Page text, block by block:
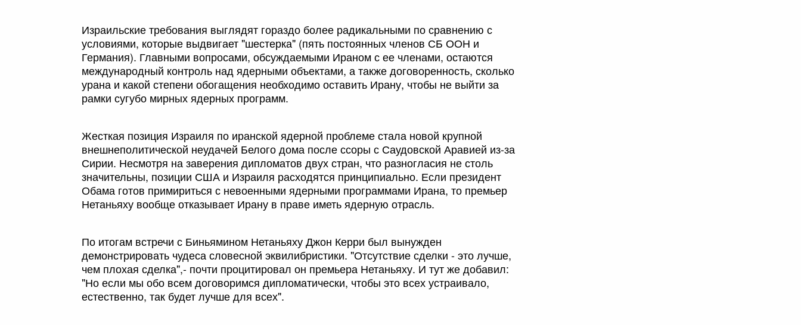
Израильские требования выглядят гораздо более радикальными по сравнению с
условиями, которые выдвигает "шестерка" (пять постоянных членов СБ ООН и
Германия). Главными вопросами, обсуждаемыми Ираном с ее членами, остаются
международный контроль над ядерными объектами, а также договоренность, сколько
урана и какой степени обогащения необходимо оставить Ирану, чтобы не выйти за
рамки сугубо мирных ядерных программ.
Жесткая позиция Израиля по иранской ядерной проблеме стала новой крупной
внешнеполитической неудачей Белого дома после ссоры с Саудовской Аравией из-за
Сирии. Несмотря на заверения дипломатов двух стран, что разногласия не столь
значительны, позиции США и Израиля расходятся принципиально. Если президент
Обама готов примириться с невоенными ядерными программами Ирана, то премьер
Нетаньяху вообще отказывает Ирану в праве иметь ядерную отрасль.
По итогам встречи с Биньямином Нетаньяху Джон Керри был вынужден
демонстрировать чудеса словесной эквилибристики. "Отсутствие сделки - это лучше,
чем плохая сделка",- почти процитировал он премьера Нетаньяху. И тут же добавил:
"Но если мы обо всем договоримся дипломатически, чтобы это всех устраивало,
естественно, так будет лучше для всех".